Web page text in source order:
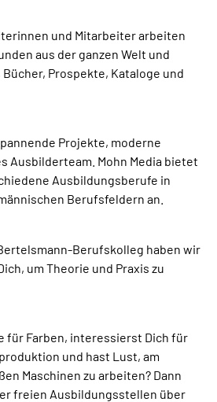
und Mitarbeiter arbeiten
aus der ganzen Welt und
Prospekte, Kataloge und
Projekte, moderne
Ausbilderteam. Mohn Media bietet
Ausbildungsberufe in
Berufsfeldern an.
Berufskolleg haben wir
um Theorie und Praxis zu
für Farben, interessierst Dich für
und hast Lust, am
Maschinen zu arbeiten? Dann
freien Ausbildungsstellen über